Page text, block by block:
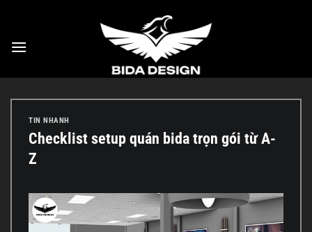
nội
TIN NHANH
Checklist setup quán bida trọn gói từ A-
Z